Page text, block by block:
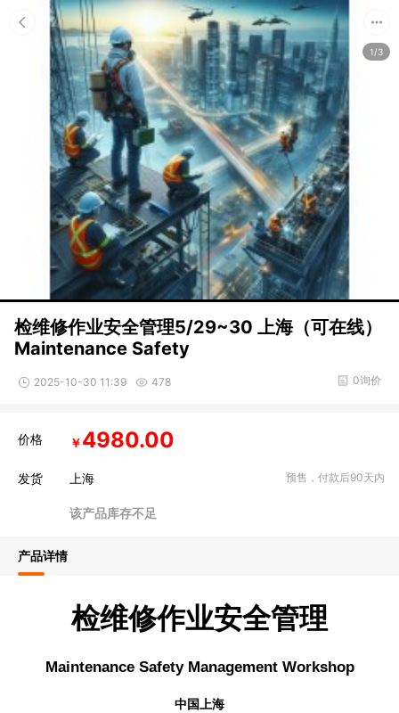
1/3
检维修作业安全管理5/29~30 上海（可在线）
Maintenance Safety
2025-10-30 11:39 478 0询价
价格 ￥4980.00
发货 上海 预售，付款后90天内
该产品库存不足
产品详情
检维修作业安全管理
Maintenance Safety Management Workshop
中国上海